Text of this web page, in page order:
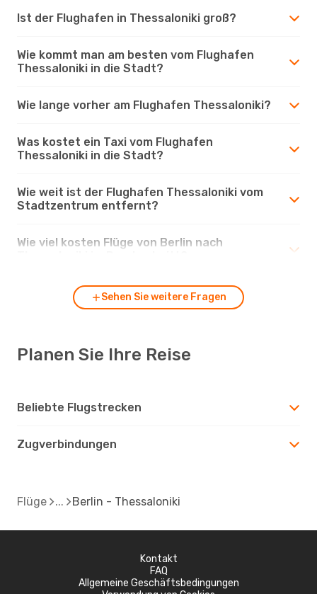
Ist der Flughafen in Thessaloniki groß?
Wie kommt man am besten vom Flughafen
Thessaloniki in die Stadt?
Wie lange vorher am Flughafen Thessaloniki?
Was kostet ein Taxi vom Flughafen
Thessaloniki in die Stadt?
Wie weit ist der Flughafen Thessaloniki vom
Stadtzentrum entfernt?
Wie viel kosten Flüge von Berlin nach
Sehen Sie weitere Fragen
Planen Sie Ihre Reise
Beliebte Flugstrecken
Zugverbindungen
Flüge Berlin - Thessaloniki
Kontakt
FAQ
Allgemeine Geschäftsbedingungen